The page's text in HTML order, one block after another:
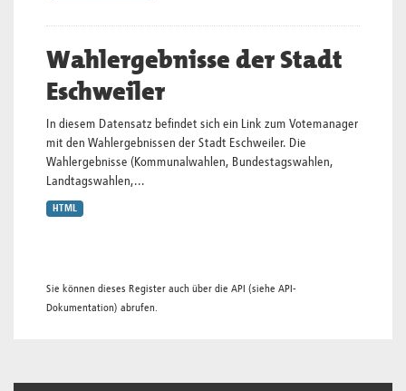
Wahlergebnisse der Stadt
Eschweiler
In diesem Datensatz befindet sich ein Link zum Votemanager
mit den Wahlergebnissen der Stadt Eschweiler. Die
Wahlergebnisse (Kommunalwahlen, Bundestagswahlen,
Landtagswahlen,...
HTML
Sie können dieses Register auch über die API (siehe API-
Dokumentation) abrufen.